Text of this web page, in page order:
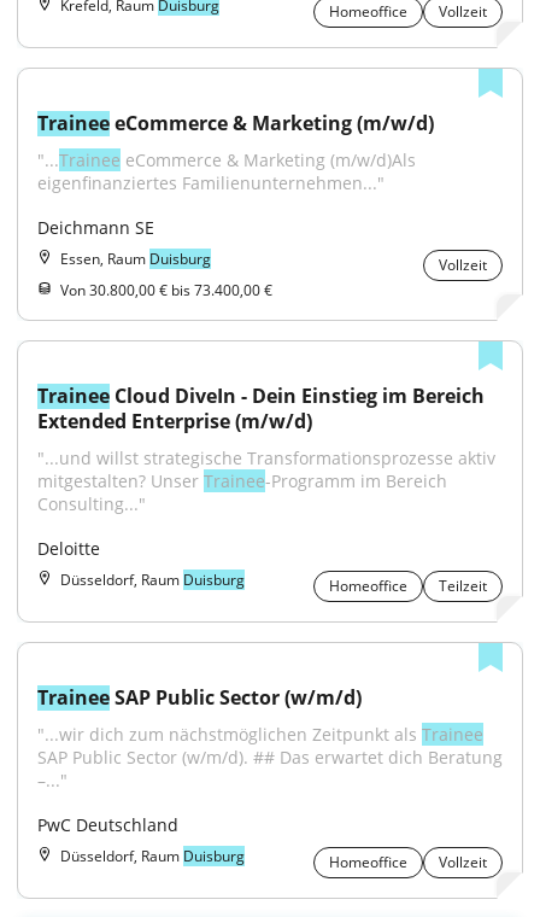
Krefeld, Raum Duisburg Homeoffice Vollzeit
Trainee eCommerce & Marketing (m/w/d)
"...Trainee eCommerce & Marketing (m/w/d)Als
eigenfinanziertes Familienunternehmen..."
Deichmann SE
Essen, Raum Duisburg
Vollzeit
Von 30.800,00 € bis 73.400,00 €
Trainee Cloud DiveIn - Dein Einstieg im Bereich
Extended Enterprise (m/w/d)
"...und willst strategische Transformationsprozesse aktiv
mitgestalten? Unser Trainee-Programm im Bereich
Consulting..."
Deloitte
Düsseldorf, Raum Duisburg Homeoffice Teilzeit
Trainee SAP Public Sector (w/m/d)
"...wir dich zum nächstmöglichen Zeitpunkt als Trainee
SAP Public Sector (w/m/d). ## Das erwartet dich Beratung
–..."
PwC Deutschland
Düsseldorf, Raum Duisburg Homeoffice Vollzeit